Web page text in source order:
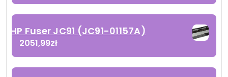
HP Fuser JC91 (JC91-01157A)
2051,99zł